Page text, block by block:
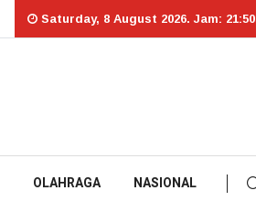
Saturday, 8 August 2026. Jam: 21:50
OLAHRAGA NASIONAL